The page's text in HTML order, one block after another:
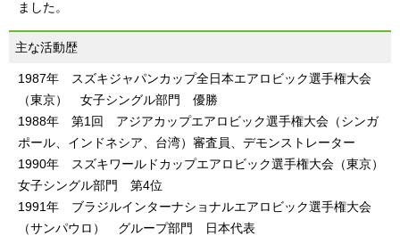
ました。
主な活動歴
1987年 スズキジャパンカップ全日本エアロビック選手権大会
（東京） 女子シングル部門 優勝
1988年 第1回 アジアカップエアロビック選手権大会（シンガ
ポール、インドネシア、台湾）審査員、デモンストレーター
1990年 スズキワールドカップエアロビック選手権大会（東京）
女子シングル部門 第4位
1991年 ブラジルインターナショナルエアロビック選手権大会
（サンパウロ） グループ部門 日本代表